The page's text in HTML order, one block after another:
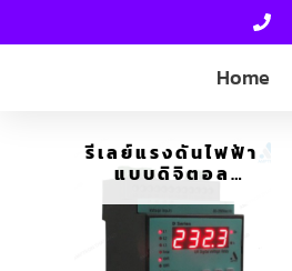
Home
รีเลย์แรงดันไฟฟ้า
แบบดิจิตอล
RELAY) D SERIES